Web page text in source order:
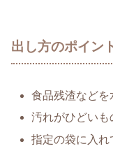
出し方のポイン
食品残渣などを
汚れがひどいも
指定の袋に入れ